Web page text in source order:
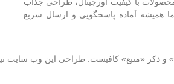
همیشه آماده پاسخگویی و ارسال سریع
و ذکر «منبع» کافیست. طراحی این وب سایت